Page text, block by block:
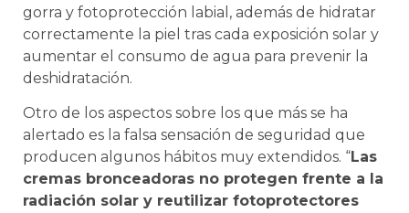
gorra y fotoprotección labial, además de hidratar
correctamente la piel tras cada exposición solar y
aumentar el consumo de agua para prevenir la
deshidratación.
Otro de los aspectos sobre los que más se ha
alertado es la falsa sensación de seguridad que
producen algunos hábitos muy extendidos. “Las
cremas bronceadoras no protegen frente a la
radiación solar y reutilizar fotoprotectores